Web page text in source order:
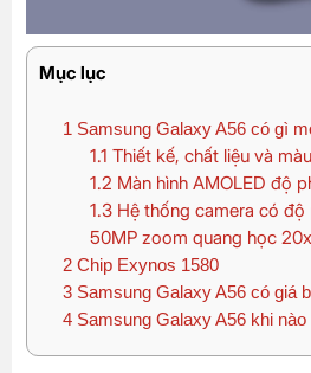
Mục lục
1 Samsung Galaxy A56 có gì
1.1 Thiết kế, chất liệu và
1.2 Màn hình AMOLED độ
1.3Hệ thống camera có độ
50MP zoom quang học 20x
2 Chip Exynos 1580
3 Samsung Galaxy A56 có giá
4 Samsung Galaxy A56 khi nào